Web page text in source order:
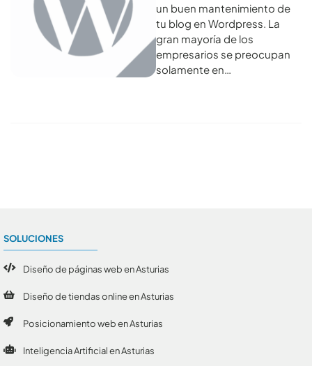
un buen mantenimiento de
tu blog en Wordpress. La
gran mayoría de los
empresarios se preocupan
solamente en…
SOLUCIONES
Diseño de páginas web en Asturias
Diseño de tiendas online en Asturias
Posicionamiento web en Asturias
Inteligencia Artificial en Asturias